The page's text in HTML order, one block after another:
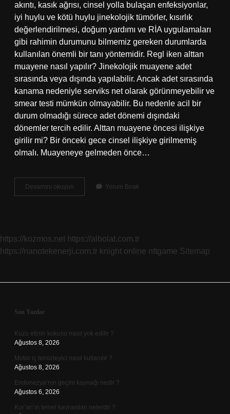
akıntı, kasık ağrısı, cinsel yolla bulaşan enfeksiyonlar,
iyi huylu ve kötü huylu jinekolojik tümörler, kısırlık
değerlendirilmesi, doğum yardımı ve RİA uygulamaları
gibi rahimin durumunu bilmemiz gereken durumlarda
kullanılan önemli bir tanı yöntemidir. Regl iken alttan
muayene nasıl yapılır? Jinekolojik muayene adet
sırasında veya dışında yapılabilir. Ancak adet sırasında
kanama nedeniyle serviks net olarak görünmeyebilir ve
smear testi mümkün olmayabilir. Bu nedenle acil bir
durum olmadığı sürece adet dönemi dışındaki
dönemler tercih edilir. Alttan muayene öncesi ilişkiye
girilir mi? Bir önceki gece cinsel ilişkiye girilmemiş
olmalı. Muayeneye gelmeden önce…
Devamını okuyun
Muayenede
Yorum Bırak
https://kozmos.net https://albolat.com.tr
https://nanotekenerji.com.tr knight online nttgame Sitemap
Sidebar
Son Yazılar
Kuzu etinin kokusu nasıl yok edilir ?
Ağustos 8, 2026
Motor iç temizleyici nasıl kullanılır ?
Ağustos 8, 2026
Endonezya’nın geçim kaynağı nedir ?
Ağustos 6, 2026
Kur’an’ın temel kavramları nelerdir ?